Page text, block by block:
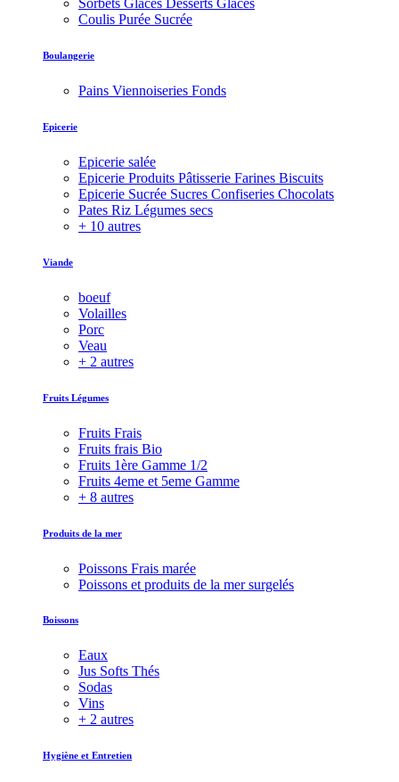
Coulis Purée Sucrée
Boulangerie
Pains Viennoiseries Fonds
Epicerie
Epicerie salée
Epicerie Produits Pâtisserie Farines Biscuits
Epicerie Sucrée Sucres Confiseries Chocolats
Pates Riz Légumes secs
+ 10 autres
Viande
boeuf
Volailles
Porc
Veau
+ 2 autres
Fruits Légumes
Fruits Frais
Fruits frais Bio
Fruits 1ère Gamme 1/2
Fruits 4eme et 5eme Gamme
+ 8 autres
Produits de la mer
Poissons Frais marée
Poissons et produits de la mer surgelés
Boissons
Eaux
Jus Softs Thés
Sodas
Vins
+ 2 autres
Hygiène et Entretien